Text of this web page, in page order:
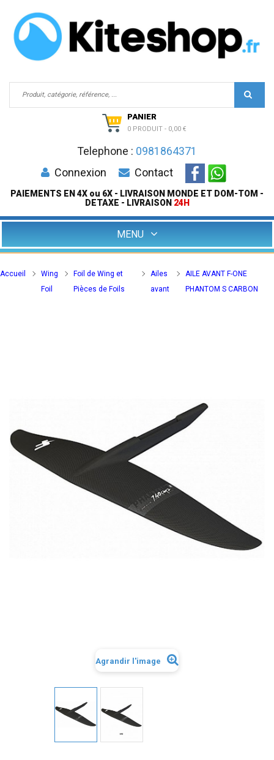
PANIER
0 PRODUIT - 0,00 €
Telephone : 0981864371
Connexion
Contact
PAIEMENTS EN 4X ou 6X - LIVRAISON MONDE ET DOM-TOM -
DETAXE - LIVRAISON 24H
MENU
Accueil
Wing
Foil
Foil de Wing et
Pièces de Foils
Ailes
avant
AILE AVANT F-ONE
PHANTOM S CARBON
Agrandir l'image